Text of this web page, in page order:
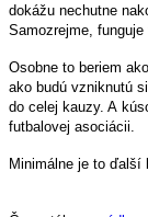
dokážu nechutne
Samozrejme,
Osobne to beriem
ako budú vzniknutú
do celej kauzy. A
futbalovej asociácii.
Minimálne je to ďalší